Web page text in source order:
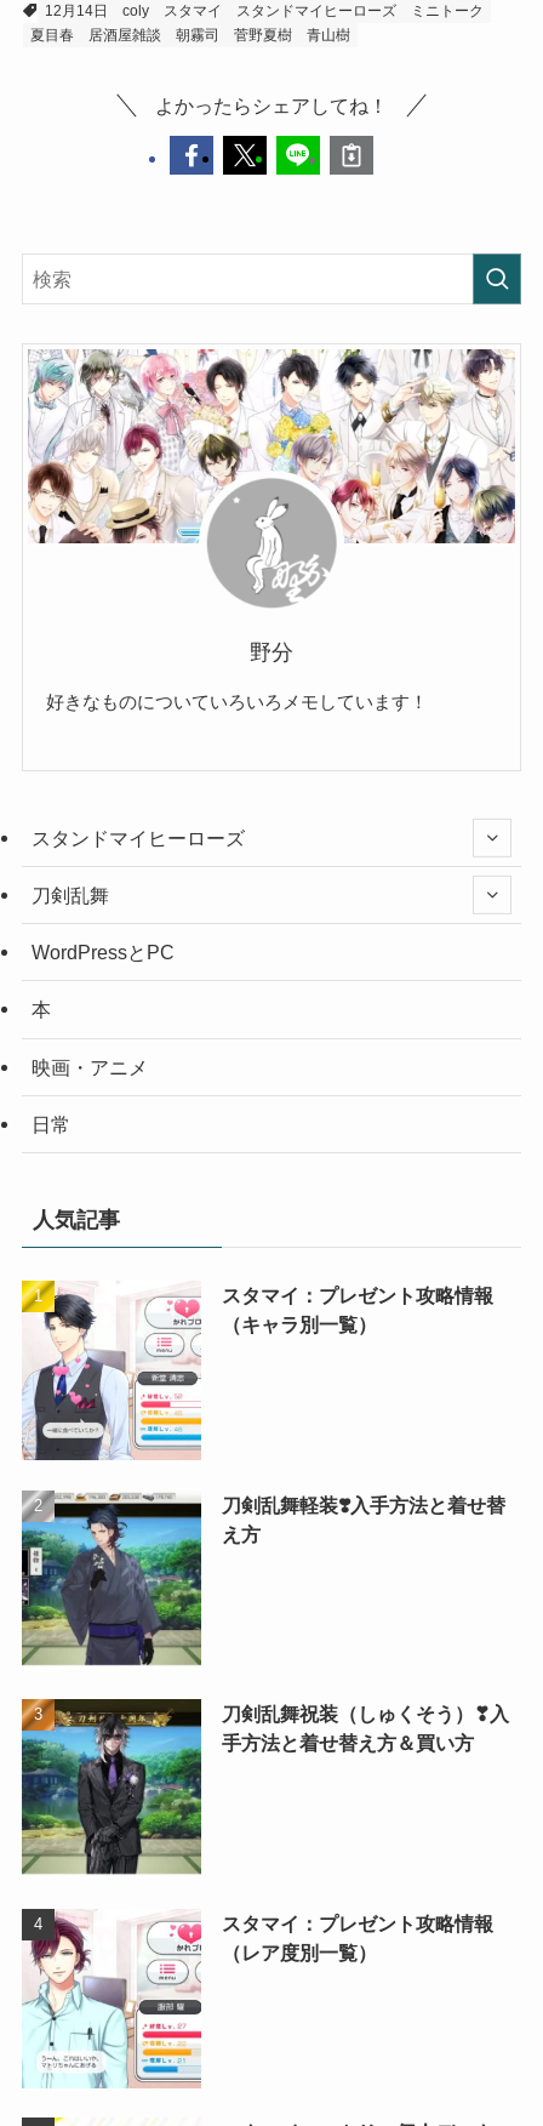
12月14日
coly スタマイ スタンドマイヒーローズ
ミニトーク
夏目春
居酒屋雑談 朝霧司 菅野夏樹 青山樹
よかったらシェアしてね！
野分
好きなものについていろいろメモしています！
スタンドマイヒーローズ
刀剣乱舞
WordPressとPC
本
映画・アニメ
日常
人気記事
スタマイ：プレゼント攻略情報
（キャラ別一覧）
刀剣乱舞軽装❣️入手方法と着せ替
え方
刀剣乱舞祝装（しゅくそう）❣入
手方法と着せ替え方＆買い方
スタマイ：プレゼント攻略情報
（レア度別一覧）